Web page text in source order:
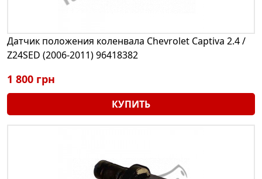
Датчик положения коленвала Chevrolet Captiva 2.4 /
Z24SED (2006-2011) 96418382
1 800 грн
КУПИТЬ